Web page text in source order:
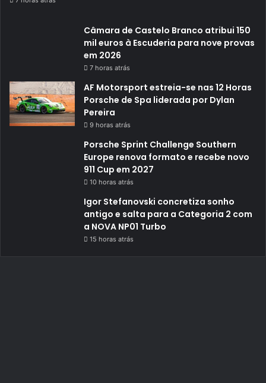
Câmara de Castelo Branco atribui 150
mil euros à Escuderia para nove provas
em 2026
7 horas atrás
AF Motorsport estreia-se nas 12 Horas
Porsche de Spa liderada por Dylan
Pereira
9 horas atrás
Porsche Sprint Challenge Southern
Europe renova formato e recebe novo
911 Cup em 2027
10 horas atrás
Igor Stefanovski concretiza sonho
antigo e salta para a Categoria 2 com
a NOVA NP01 Turbo
15 horas atrás